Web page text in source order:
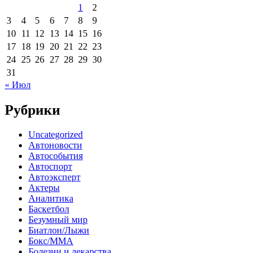
1
2
3
4 5 6 7 8
9
10 11 12 13 14 15 16
17 18 19 20 21 22 23
24 25 26 27 28 29 30
31
« Июл
Рубрики
Uncategorized
Автоновости
Автособытия
Автоспорт
Автоэксперт
Актеры
Аналитика
Баскетбол
Безумный мир
Биатлон/Лыжи
Бокс/MMA